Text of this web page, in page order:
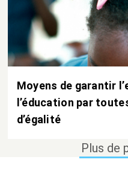
Moyens de garantir
l’éducation par
d’égalité
Plus de